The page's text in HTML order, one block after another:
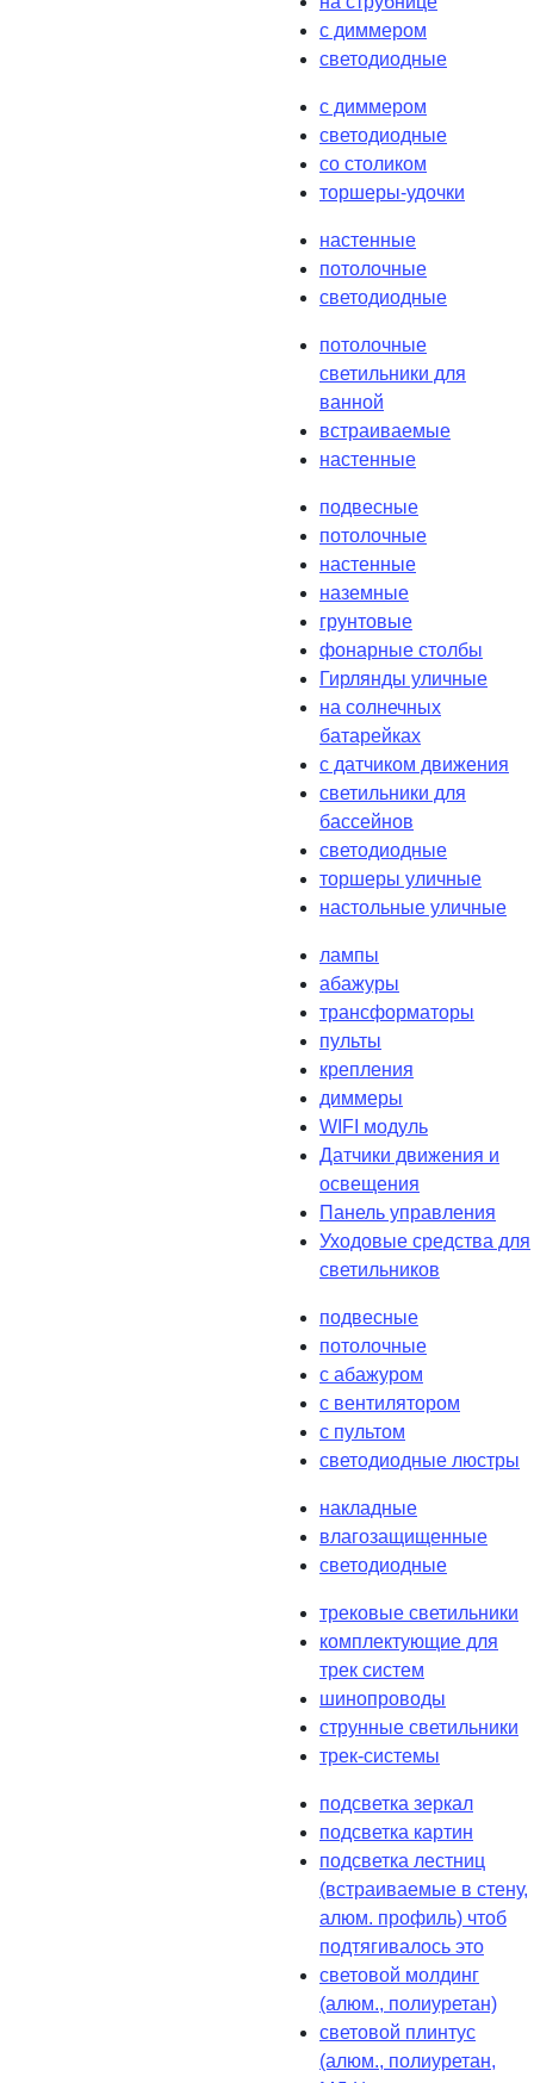
с диммером
светодиодные
с диммером
светодиодные
со столиком
торшеры-удочки
настенные
потолочные
светодиодные
потолочные
светильники для
ванной
встраиваемые
настенные
подвесные
потолочные
настенные
наземные
грунтовые
фонарные столбы
Гирлянды уличные
на солнечных
батарейках
с датчиком движения
светильники для
бассейнов
светодиодные
торшеры уличные
настольные уличные
лампы
абажуры
трансформаторы
пульты
крепления
диммеры
WIFI модуль
Датчики движения и
освещения
Панель управления
Уходовые средства для
светильников
подвесные
потолочные
с абажуром
с вентилятором
с пультом
светодиодные люстры
накладные
влагозащищенные
светодиодные
трековые светильники
комплектующие для
трек систем
шинопроводы
струнные светильники
трек-системы
подсветка зеркал
подсветка картин
подсветка лестниц
(встраиваемые в стену,
алюм. профиль) чтоб
подтягивалось это
световой молдинг
(алюм., полиуретан)
световой плинтус
(алюм., полиуретан,